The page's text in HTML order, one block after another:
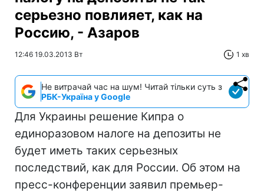
серьезно повлияет, как на
Россию, - Азаров
12:46 19.03.2013 Вт 1 хв
Не витрачай час на шум! Читай тільки суть з
РБК-Україна у Google
Для Украины решение Кипра о
единоразовом налоге на депозиты не
будет иметь таких серьезных
последствий, как для России. Об этом на
пресс-конференции заявил премьер-